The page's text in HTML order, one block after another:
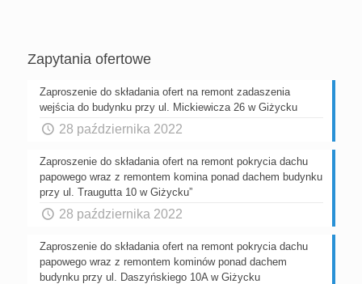
Zapytania ofertowe
Zaproszenie do składania ofert na remont zadaszenia
wejścia do budynku przy ul. Mickiewicza 26 w Giżycku
28 października 2022
Zaproszenie do składania ofert na remont pokrycia dachu
papowego wraz z remontem komina ponad dachem budynku
przy ul. Traugutta 10 w Giżycku”
28 października 2022
Zaproszenie do składania ofert na remont pokrycia dachu
papowego wraz z remontem kominów ponad dachem
budynku przy ul. Daszyńskiego 10A w Giżycku